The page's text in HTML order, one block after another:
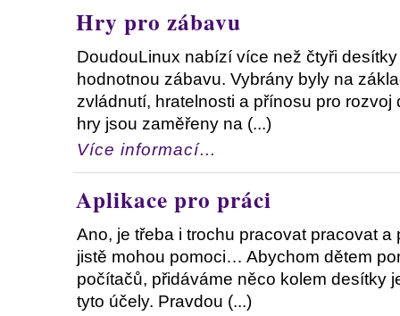
Hry pro zábavu
DoudouLinux nabízí více než čtyři
hodnotnou zábavu. Vybrány byly na
zvládnutí, hratelnosti a přínosu pro
hry jsou zaměřeny na (...)
Více informací…
Aplikace pro práci
Ano, je třeba i trochu pracovat pracovat a
jistě mohou pomoci… Abychom dětem
počítačů, přidáváme něco kolem desítky
tyto účely. Pravdou (...)